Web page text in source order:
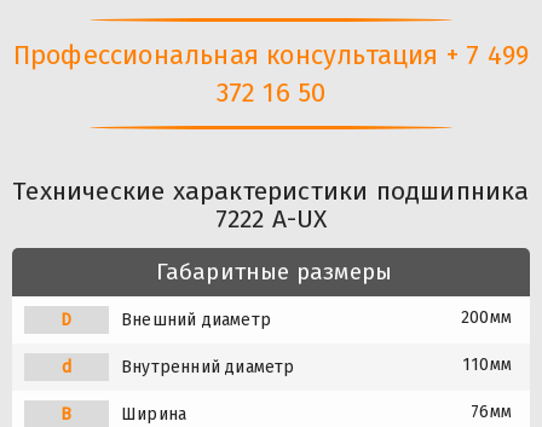
Профессиональная консультация + 7 499
372 16 50
Технические характеристики подшипника
7222 A-UX
Габаритные размеры
D Внешний диаметр 200мм
d Внутренний диаметр 110мм
B Ширина 76мм